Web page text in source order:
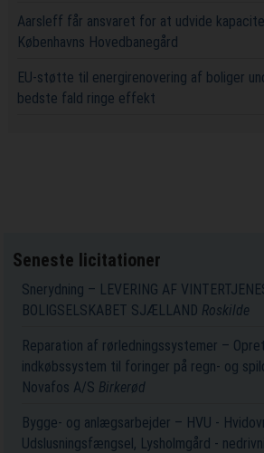
Aarsleff får ansvaret for at udvide
Københavns Hovedbanegård
EU-støtte til energirenovering af boliger
bedste fald ringe effekt
Seneste licitationer
Snerydning – LEVERING AF
BOLIGSELSKABET SJÆLLAND Roskilde
Reparation af rørledningssystemer –
indkøbssystem til foringer på regn- og
Novafos A/S Birkerød
Bygge- og anlægsarbejder – HVU -
Udslusningsfængsel, Lysholmgård -